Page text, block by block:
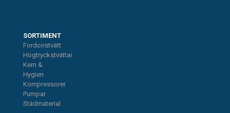
SORTIMENT
Fordonstvätt
Högtryckstvättar
Kem &
Hygien
Kompressorer
Pumpar
Städmaterial